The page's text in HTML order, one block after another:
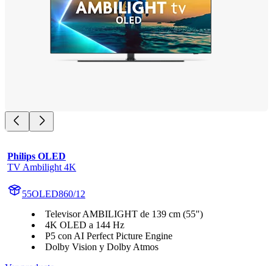
Philips OLED
TV Ambilight 4K
55OLED860/12
Televisor AMBILIGHT de 139 cm (55")
4K OLED a 144 Hz
P5 con AI Perfect Picture Engine
Dolby Vision y Dolby Atmos